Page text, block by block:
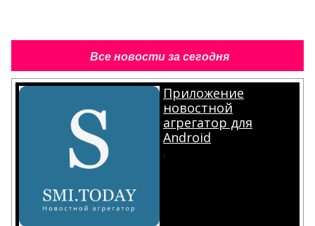
Все новости за сегодня
Приложение
новостной
агрегатор для
Android
.